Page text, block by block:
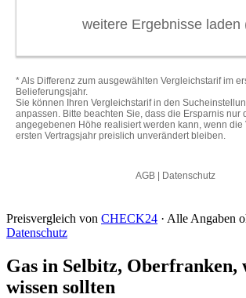
Preisvergleich von CHECK24 · Alle Angaben
Datenschutz
Gas in Selbitz, Oberfranken,
wissen sollten